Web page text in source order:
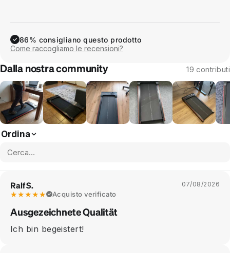
✓ 86% consigliano questo prodotto
Come raccogliamo le recensioni?
Dalla nostra community 19 contributi
Ordina
Ralf S.
★★★★★ Acquisto verificato
07/08/2026
Ausgezeichnete Qualität
Ich bin begeistert!